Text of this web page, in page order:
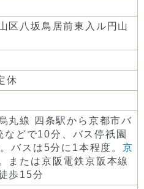
区八坂鳥居前東入ル円山
休
丸線 四条駅から京都市バ
どで10分、バス停祇園
バスは5分に1本程度。 京
。または京阪電鉄京阪本線
歩15分